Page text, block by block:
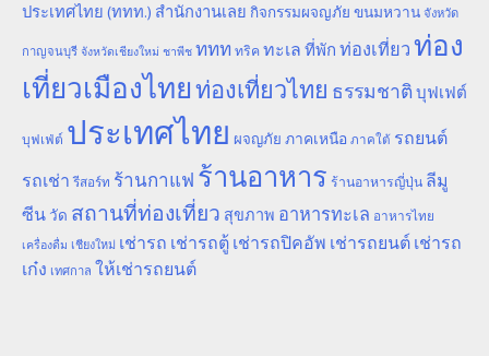
ประเทศไทย (ททท.) สำนักงานเลย กิจกรรมผจญภัย ขนมหวาน จังหวัด
กาญจนบุรี จังหวัดเชียงใหม่ ชาพีช ททท ทริค ทะเล ที่พัก ท่องเที่ยวท่อง
เที่ยวเมืองไทยท่องเที่ยวไทย ธรรมชาติ บุฟเฟต์
บุฟเฟ่ต์ ประเทศไทย ผจญภัย ภาคเหนือ ภาคใต้ รถยนต์
รถเช่า รีสอร์ท ร้านกาแฟ ร้านอาหาร ร้านอาหารญี่ปุ่น ลีมู
ซีน วัด สถานที่ท่องเที่ยว สุขภาพ อาหารทะเล อาหารไทย
เครื่องดื่ม เชียงใหม่ เช่ารถ เช่ารถตู้ เช่ารถปิคอัพ เช่ารถยนต์ เช่ารถ
เก๋ง เทศกาล ให้เช่ารถยนต์